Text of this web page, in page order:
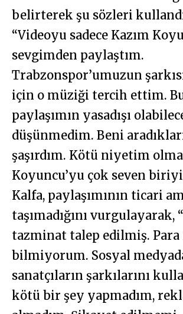
belirterek şu sözleri
“Videoyu sadece Kazım
sevgimden paylaştım.
Trabzonspor’umuzun
için o müziği tercih ettim.
paylaşımın yasadışı
düşünmedim. Beni
şaşırdım. Kötü niyetim
Koyuncu’yu çok seven
Kalfa, paylaşımının ticari
taşımadığını vurgulayarak,
tazminat talep edilmiş. Para
bilmiyorum. Sosyal
sanatçıların şarkılarını
kötü bir şey yapmadım,